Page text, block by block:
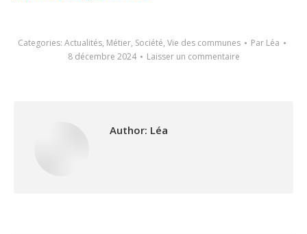
Categories: Actualités, Métier, Société, Vie des communes Par Léa
8 décembre 2024
Laisser un commentaire
Author: Léa